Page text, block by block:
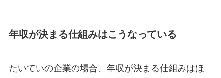
年収が決まる仕組みはこうなっている
たいていの企業の場合、年収が決まる仕組みはほ